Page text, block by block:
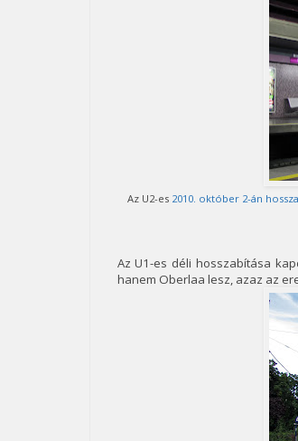
Az U2-es 2010. október 2-án
Az U1-es déli hosszabítása
hanem Oberlaa lesz, azaz az